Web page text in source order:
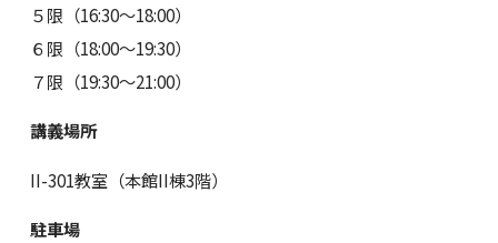
５限（16:30～18:00）
６限（18:00～19:30）
７限（19:30～21:00）
講義場所
II-301教室（本館II棟3階）
駐車場